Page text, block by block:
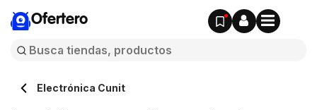
Ofertero
Electrónica Cunit